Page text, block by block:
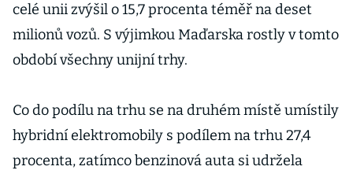
celé unii zvýšil o 15,7 procenta téměř na deset
milionů vozů. S výjimkou Maďarska rostly v tomto
období všechny unijní trhy.
Co do podílu na trhu se na druhém místě umístily
hybridní elektromobily s podílem na trhu 27,4
procenta, zatímco benzinová auta si udržela